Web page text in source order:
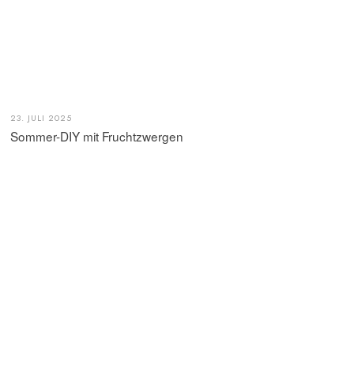
23. JULI 2025
Sommer-DIY mit Fruchtzwergen